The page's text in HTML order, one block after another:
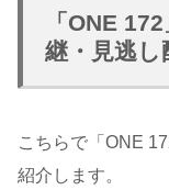
「ONE
継・見逃し
こちらで「ONE
紹介します。